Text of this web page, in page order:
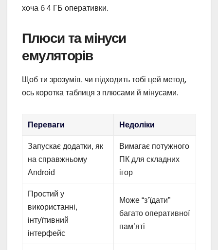
хоча б 4 ГБ оперативки.
Плюси та мінуси
емуляторів
Щоб ти зрозумів, чи підходить тобі цей метод,
ось коротка таблиця з плюсами й мінусами.
Переваги Недоліки
Запускає додатки, як
на справжньому
Android
Вимагає потужного
ПК для складних
ігор
Простий у
використанні,
інтуїтивний
інтерфейс
Може “з’їдати”
багато оперативної
пам’яті